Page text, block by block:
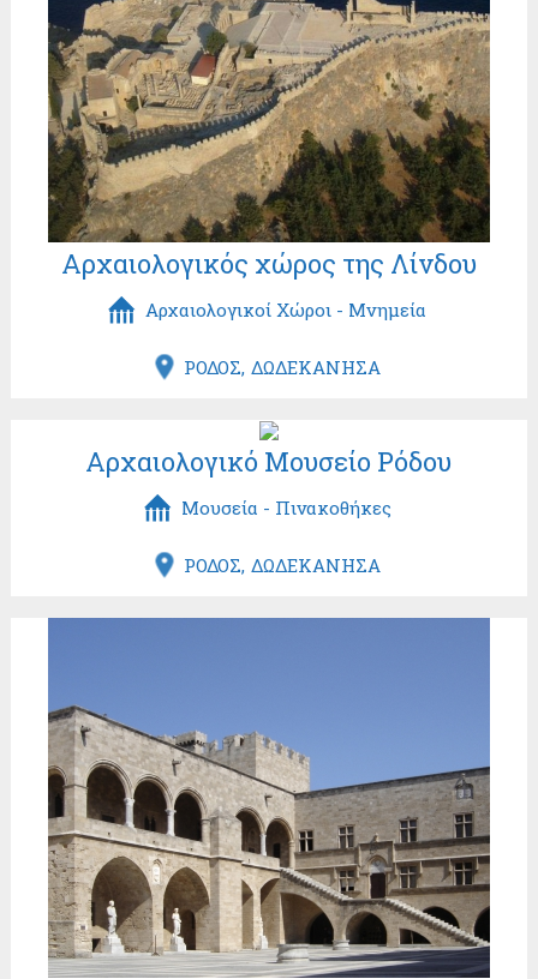
Αρχαιολογικός χώρος της Λίνδου
Αρχαιολογικοί Χώροι - Μνημεία
ΡΟΔΟΣ ΔΩΔΕΚΑΝΗΣΑ
Αρχαιολογικό Μουσείο Ρόδου
Μουσεία - Πινακοθήκες
ΡΟΔΟΣ ΔΩΔΕΚΑΝΗΣΑ